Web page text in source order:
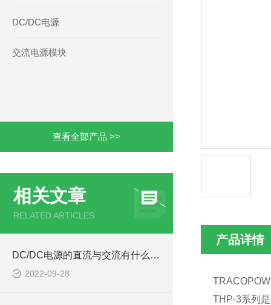
DC/DC电源
交流电源模块
查看全部产品 >>
相关文章
RELATED ARTICLES
DC/DC电源的直流与交流有什么区别
2022-09-28
产品详情
THP-3系列